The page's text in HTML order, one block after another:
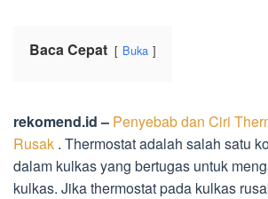
Baca Cepat Buka
rekomend.id – Penyebab dan Ciri
Rusak . Thermostat adalah salah satu
dalam kulkas yang bertugas untuk
kulkas. Jika thermostat pada kulkas